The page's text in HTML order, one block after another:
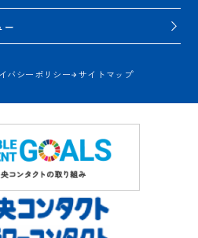
ー
バシーポリシー サイトマップ